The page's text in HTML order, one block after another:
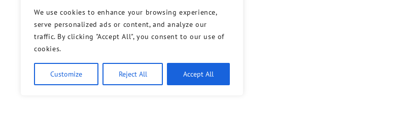
We use cookies to enhance your browsing experience,
serve personalized ads or content, and analyze our
traffic. By clicking "Accept All", you consent to our use of
cookies.
Customize Reject All Accept All